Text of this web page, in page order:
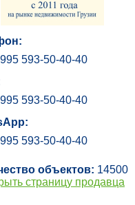
593-50-40-40
593-50-40-40
593-50-40-40
объектов: 14500
страницу продавца